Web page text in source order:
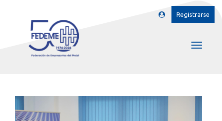
Registrarse